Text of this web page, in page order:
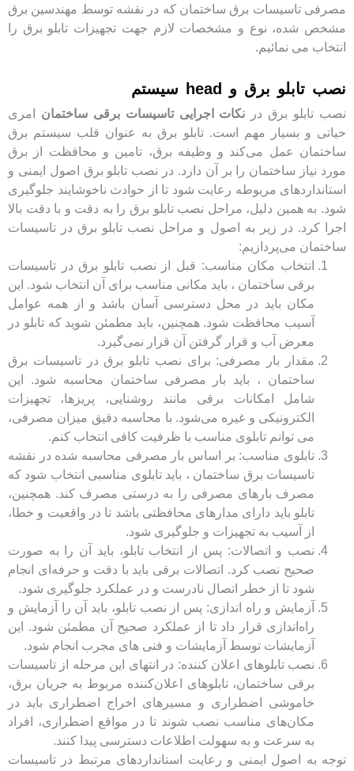
مصرفی تاسیسات برق ساختمان که در نقشه توسط مهندسین برق
مشخص شده، نوع و مشخصات لازم جهت تجهیزات تابلو برق را
انتخاب می نمائیم.
نصب تابلو برق و head سیستم
نصب تابلو برق در نکات اجرایی تاسیسات برقی ساختمانامری
حیاتی و بسیار مهم است. تابلو برق به عنوان قلب سیستم برق
ساختمان عمل می‌کند و وظیفه برق، تامین و محافظت از برق
مورد نیاز ساختمان را بر آن دارد. در نصب تابلو برق اصول ایمنی و
استانداردهای مربوطه رعایت شود تا از حوادث ناخوشایند جلوگیری
شود. به همین دلیل، مراحل نصب تابلو برق را به دقت و با دقت بالا
اجرا کرد. در زیر به اصول و مراحل نصب تابلو برق در تاسیسات
ساختمان می‌پردازیم:
انتخاب مکان مناسب: قبل از نصب تابلو برق در تاسیسات
برقی ساختمان ، باید مکانی مناسب برای آن انتخاب شود. این
مکان باید در محل دسترسی آسان باشد و از همه عوامل
آسیب محافظت شود. همچنین، باید مطمئن شوید که تابلو در
معرض آب و قرار گرفتن آن قرار نمی‌گیرد.
مقدار بار مصرفی: برای نصب تابلو برق در تاسیسات برق
ساختمان ، باید بار مصرفی ساختمان محاسبه شود. این
شامل امکانات برقی مانند روشنایی، پریزها، تجهیزات
الکترونیکی و غیره می‌شود. با محاسبه دقیق میزان مصرفی،
می توانم تابلوی مناسب با ظرفیت کافی انتخاب کنم.
تابلوی مناسب: بر اساس بار مصرفی محاسبه شده در نقشه
تاسیسات برق ساختمان ، باید تابلوی مناسبی انتخاب شود که
مصرف بارهای مصرفی را به درستی مصرف کند. همچنین،
تابلو باید دارای مدارهای محافظتی باشد تا در واقعیت و خطا،
از آسیب به تجهیزات و جلوگیری شود.
نصب و اتصالات: پس از انتخاب تابلو، باید آن را به صورت
صحیح نصب کرد. اتصالات برقی باید با دقت و حرفه‌ای انجام
شود تا از خطر اتصال نادرست و در عملکرد جلوگیری شود.
آزمایش و راه‌ اندازی: پس از نصب تابلو، باید آن را آزمایش و
راه‌اندازی قرار داد تا از عملکرد صحیح آن مطمئن شود. این
آزمایشات توسط آزمایشات و فنی های مجرب انجام شود.
نصب تابلوهای اعلان‌ کننده: در انتهای این مرحله از تاسیسات
برقی ساختمان، تابلوهای اعلان‌کننده مربوط به جریان برق،
خاموشی اضطراری و مسیرهای اخراج اضطراری باید در
مکان‌های مناسب نصب شوند تا در مواقع اضطراری، افراد
به سرعت و به سهولت اطلاعات دسترسی پیدا کنند.
توجه به اصول ایمنی و رعایت استانداردهای مرتبط در تاسیسات